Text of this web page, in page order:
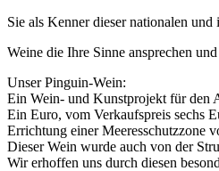
Sie als Kenner dieser nationalen
Weine die Ihre Sinne ansprechen
Unser Pinguin-Wein:
Ein Wein- und Kunstprojekt für den
Ein Euro, vom Verkaufspreis sechs
Errichtung einer Meeresschutzzone
Dieser Wein wurde auch von der
Wir erhoffen uns durch diesen